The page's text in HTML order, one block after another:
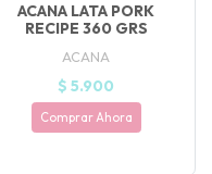
ACANA LATA PORK
RECIPE 360 GRS
ACANA
$ 5.900
Comprar Ahora